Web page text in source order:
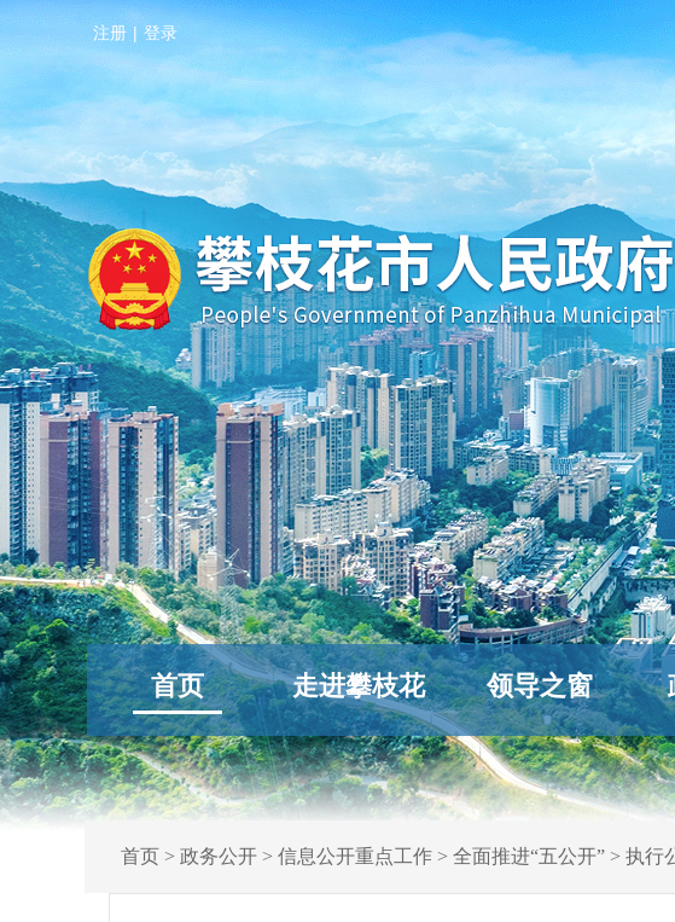
注册 | 登录
首页 走进攀枝花 领导之窗
首页> 政务公开> 信息公开重点工作> 全面推进“五公开”> 执行